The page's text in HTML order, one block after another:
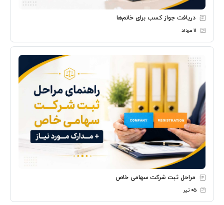
دریافت جواز کسب برای خانم‌ها
۱۱ مرداد
مراحل ثبت شرکت سهامی خاص
۰۵ تیر